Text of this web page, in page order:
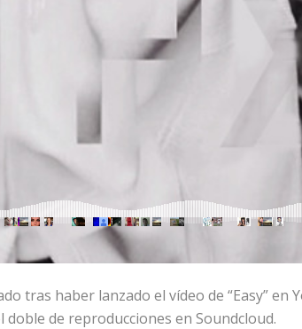
tras haber lanzado el vídeo de “Easy” en
de reproducciones en Soundcloud.